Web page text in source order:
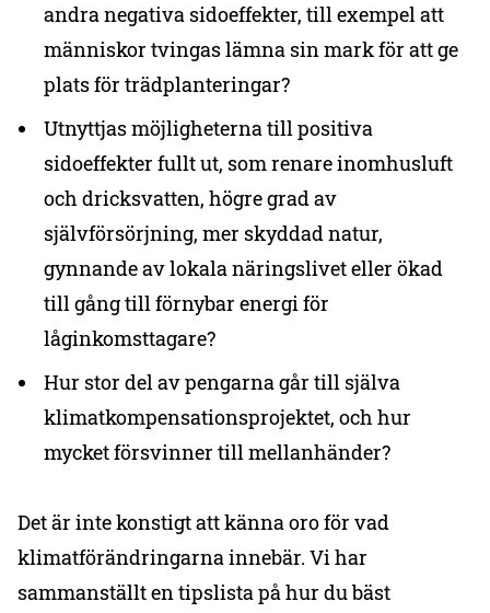
andra negativa sidoeffekter, till exempel att
människor tvingas lämna sin mark för att ge
plats för trädplanteringar?
Utnyttjas möjligheterna till positiva
sidoeffekter fullt ut, som renare inomhusluft
och dricksvatten, högre grad av
självförsörjning, mer skyddad natur,
gynnande av lokala näringslivet eller ökad
till gång till förnybar energi för
låginkomsttagare?
Hur stor del av pengarna går till själva
klimatkompensationsprojektet, och hur
mycket försvinner till mellanhänder?
Det är inte konstigt att känna oro för vad
klimatförändringarna innebär. Vi har
sammanställt en tipslista på hur du bäst